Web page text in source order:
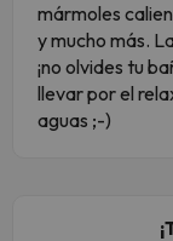
mármoles
y mucho más.
¡no olvides tu
llevar por el
aguas ;-)